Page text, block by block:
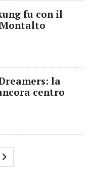
fu con il
la
centro